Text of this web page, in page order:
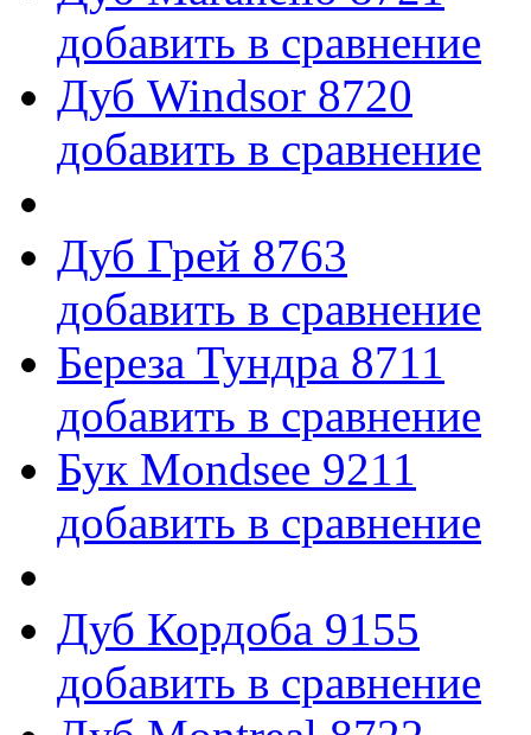
добавить в сравнение
Дуб Windsor 8720
добавить в сравнение
Дуб Грей 8763
добавить в сравнение
Береза Тундра 8711
добавить в сравнение
Бук Mondsee 9211
добавить в сравнение
Дуб Кордоба 9155
добавить в сравнение